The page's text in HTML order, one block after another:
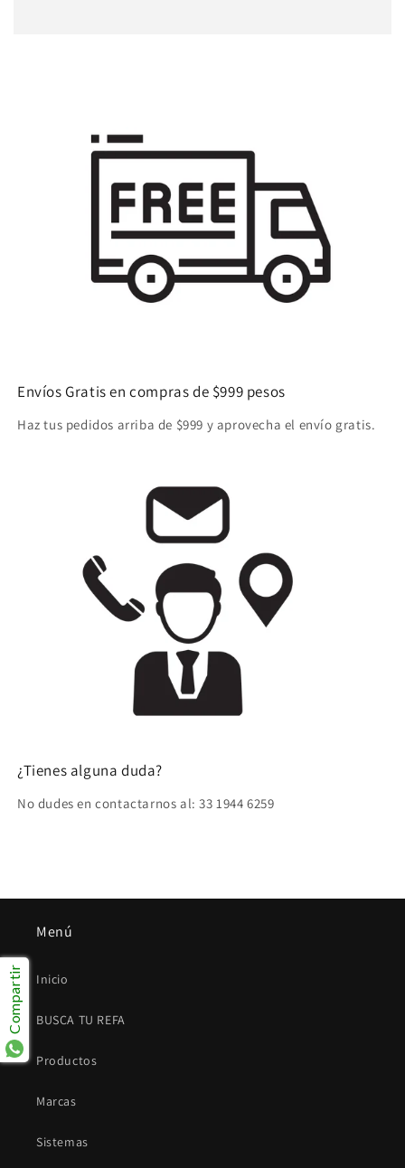
Envíos Gratis en compras de $999 pesos
Haz tus pedidos arriba de $999 y aprovecha el envío gratis.
¿Tienes alguna duda?
No dudes en contactarnos al: 33 1944 6259
Menú
Inicio
BUSCA TU REFA
Productos
Marcas
Sistemas
Compartir